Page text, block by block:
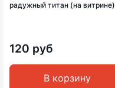
радужный титан (на витрине)
120 руб
В корзину